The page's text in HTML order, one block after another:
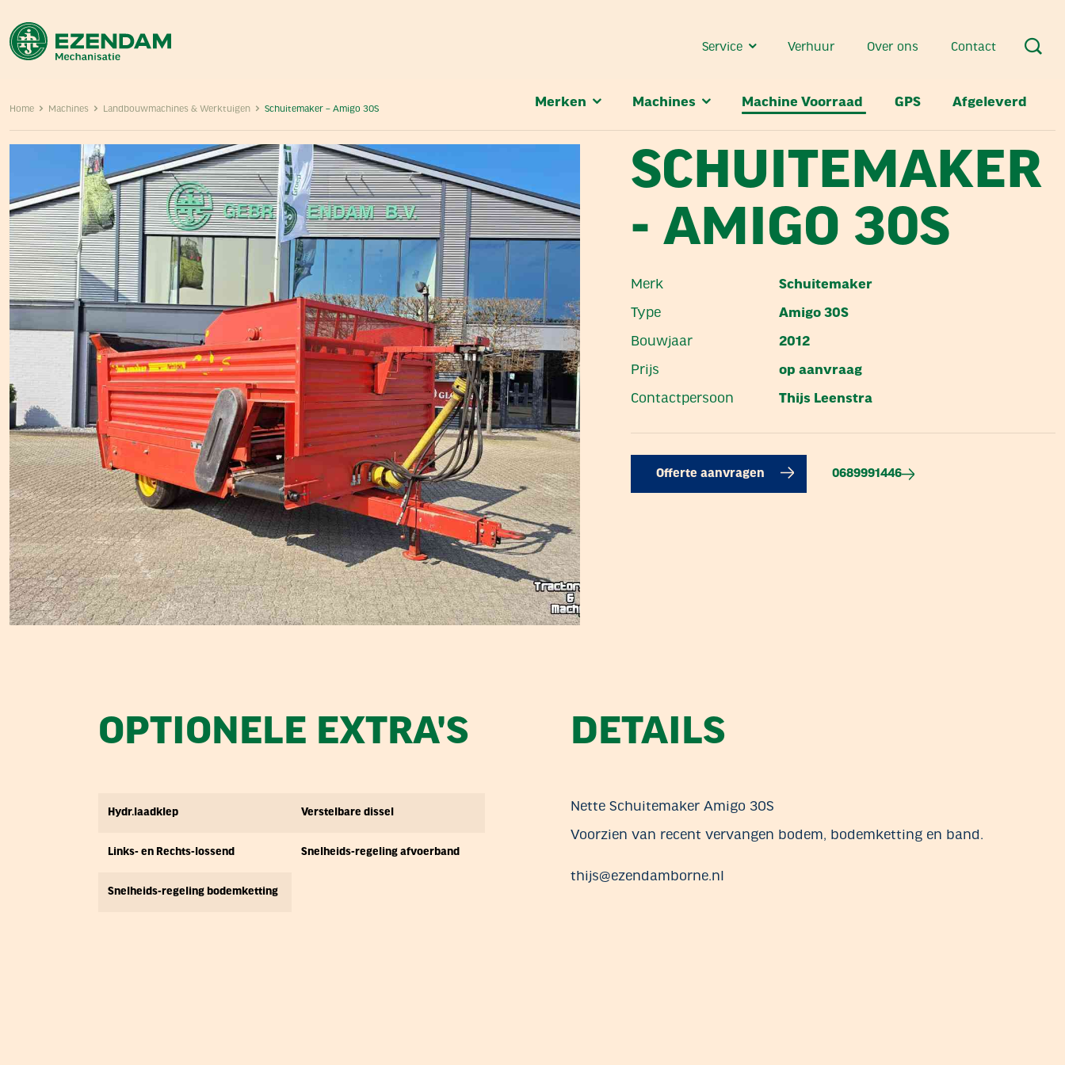
Service Verhuur Over ons Contact
Merken Machines Machine Voorraad GPS Afgeleverd
Home Machines Landbouwmachines & Werktuigen Schuitemaker – Amigo 30S
SCHUITEMAKER
- AMIGO 30S
Merk
Schuitemaker
Type
Amigo 30S
Bouwjaar
2012
Prijs
op aanvraag
Contactpersoon
Thijs Leenstra
Offerte aanvragen 0689991446
OPTIONELE EXTRA'S
Hydr.laadklep Verstelbare dissel
Links- en Rechts-lossend Snelheids-regeling afvoerband
Snelheids-regeling bodemketting
DETAILS
Nette Schuitemaker Amigo 30S
Voorzien van recent vervangen bodem, bodemketting en band.
thijs@ezendamborne.nl